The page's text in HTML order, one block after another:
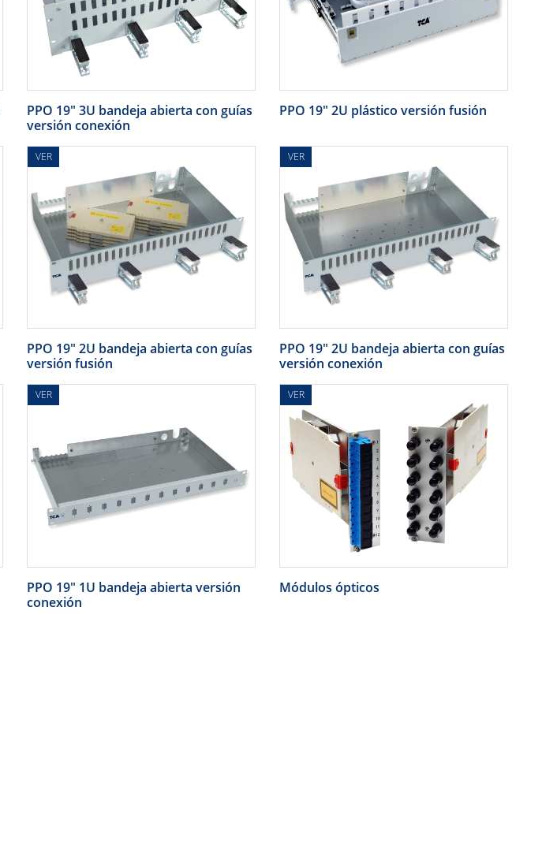
PPO 19" 3U bandeja abierta con guías
versión conexión
PPO 19" 2U plástico versión fusión
VER
PPO 19" 2U bandeja abierta con guías
versión fusión
VER
PPO 19" 2U bandeja abierta con guías
versión conexión
VER
PPO 19" 1U bandeja abierta versión
conexión
VER
Módulos ópticos